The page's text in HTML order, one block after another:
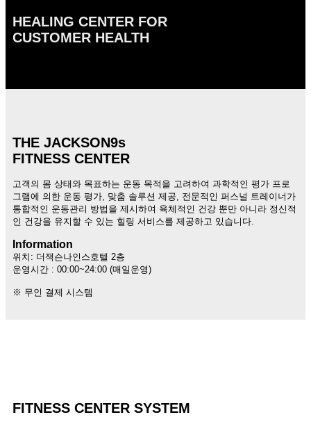
HEALING CENTER FOR
CUSTOMER HEALTH
THE JACKSON9s
FITNESS CENTER
고객의 몸 상태와 목표하는 운동 목적을 고려하여 과학적인 평가 프로
그램에 의한 운동 평가, 맞춤 솔루션 제공, 전문적인 퍼스널 트레이너가
통합적인 운동관리 방법을 제시하여 육체적인 건강 뿐만 아니라 정신적
인 건강을 유지할 수 있는 힐링 서비스를 제공하고 있습니다.
Information
위치: 더잭슨나인스호텔 2층
운영시간 : 00:00~24:00 (매일운영)
※ 무인 결제 시스템
FITNESS CENTER SYSTEM